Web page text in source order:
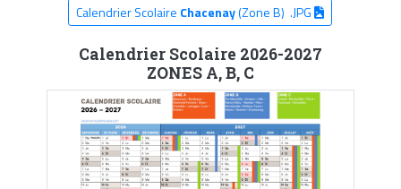
Calendrier Scolaire Chacenay(Zone B) .JPG
Calendrier Scolaire 2026-2027
ZONES A, B, C